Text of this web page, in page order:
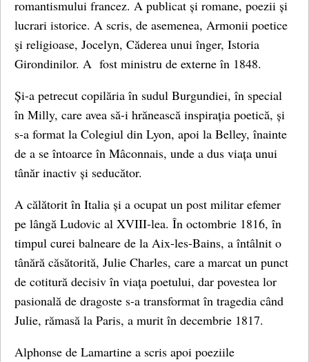
romantismului francez. A publicat și romane, poezii și
lucrari istorice. A scris, de asemenea, Armonii poetice
şi religioase, Jocelyn, Căderea unui înger, Istoria
Girondinilor. A fost ministru de externe în 1848.
Și-a petrecut copilăria în sudul Burgundiei, în special
în Milly, care avea să-i hrănească inspirația poetică, și
s-a format la Colegiul din Lyon, apoi la Belley, înainte
de a se întoarce în Mâconnais, unde a dus viața unui
tânăr inactiv și seducător.
A călătorit în Italia și a ocupat un post militar efemer
pe lângă Ludovic al XVIII-lea. În octombrie 1816, în
timpul curei balneare de la Aix-les-Bains, a întâlnit o
tânără căsătorită, Julie Charles, care a marcat un punct
de cotitură decisiv în viața poetului, dar povestea lor
pasională de dragoste s-a transformat în tragedia când
Julie, rămasă la Paris, a murit în decembrie 1817.
Alphonse de Lamartine a scris apoi poeziile